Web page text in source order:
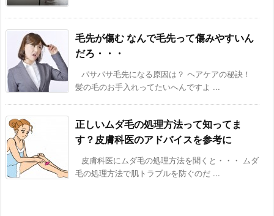
毛先が傷む なんで毛先って傷みやすいん
だろ・・・
パサパサ毛先になる原因は？ ヘアケアの秘訣！
髪の毛のお手入れってたいへんですよ ...
正しいムダ毛の処理方法って知ってま
す？皮膚科医のアドバイスを参考に
皮膚科医にムダ毛の処理方法を聞くと・・・ ムダ
毛の処理方法で肌トラブルを防ぐのだ ...